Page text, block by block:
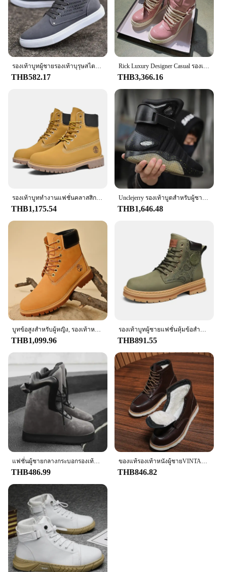
รองเท้าบูทผู้ชายรองเท้าบุรุษสไตล์เกาหลีแบบใหม่ส้นสูงรองเท้าสเก็ตบอร์ดแพลตฟอร์มย้อนยุครองเท้าลำลองผูกเชือกรองเท้าผู้ชายแฟชั่น2025
THB582.17
Rick Luxury Designer Casual รองเท้าผู้ชาย Owens ของแท้หนังผู้หญิงคุณภาพสูงซิป Owens จริงน้ําแข็งสีชมพูรองเท้าผ้าใบผู้หญิง
THB3,366.16
รองเท้าบูททำงานแฟชั่นคลาสสิกสีน้ำตาลรองเท้าบูทหุ้มข้อหนังคุณภาพสูงสำหรับผู้ชายผู้หญิงไซส์46รองเท้าบูทแพลตฟอร์มผูกเชือกสำหรับผู้ชาย
THB1,175.54
Unclejerry รองเท้าบูตสำหรับผู้ชาย, รองเท้าไฟ LED ชาร์จ USB สำหรับผู้ใหญ่พร้อมรีโมตควบคุมสำหรับผู้ชายและผู้หญิงสำหรับงานปาร์ตี้ MAG 2024
THB1,646.48
บูทข้อสูงสำหรับผู้หญิง, รองเท้าหนังของผู้หญิงที่มีคุณภาพสูงรองเท้าผ้าใบกลางแจ้งแฟชั่นรองเท้าคู่ผูกเชือกรองเท้าบูทหุ้มข้อกันลื่นสำหรับผู้ชาย
THB1,099.96
รองเท้าบูทผู้ชายแฟชั่นหุ้มข้อสำหรับผู้ชายรองเท้าบูทหนังรองเท้าใส่เดินหุ้มข้อสูงลำลองลำลองสำหรับทุกวันแบรนด์หรูสีเหลือง
THB891.55
แฟชั่นผู้ชายกลางกระบอกรองเท้าบู๊ตหิมะผู้ชายรุ่นใหม่ Anti-SLIP รองเท้าผ้าฝ้ายฤดูหนาว WARM รองเท้ากลางแจ้งรองเท้าหิมะกันน้ํา
THB486.99
ของแท้รองเท้าหนังผู้ชายVINTAGEรองเท้าผู้หญิงคนรักรองเท้าสั้นผู้หญิงRhubarbรองเท้ารองเท้าผู้ชาย
THB846.82